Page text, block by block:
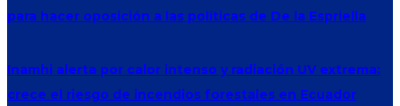
para hacer oposición a las políticas de De la Espriella
Inamhi alerta por calor intenso y radiación UV extrema:
crece el riesgo de incendios forestales en Ecuador